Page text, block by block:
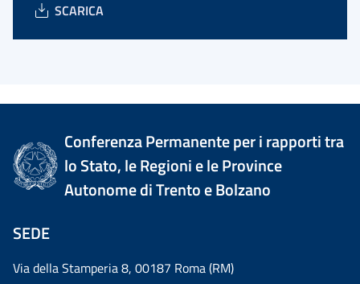
SCARICA
Conferenza Permanente per i rapporti tra
lo Stato, le Regioni e le Province
Autonome di Trento e Bolzano
SEDE
Via della Stamperia 8, 00187 Roma (RM)